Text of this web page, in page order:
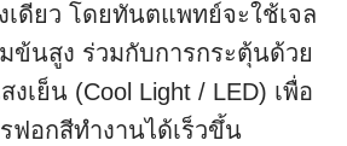
เดียว โดยทันตแพทย์จะใช้เจล
ข้นสูง ร่วมกับการกระตุ้นด้วย
งเย็น (Cool Light / LED) เพื่อ
ฟอกสีทำงานได้เร็วขึ้น